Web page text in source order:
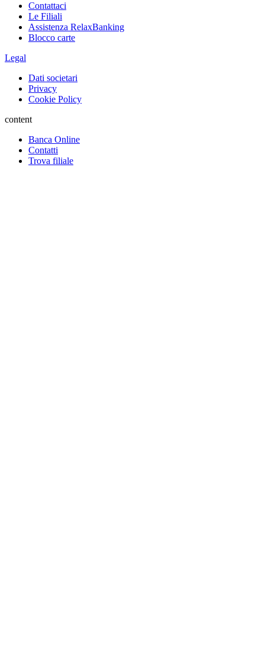
Contattaci
Le Filiali
Assistenza RelaxBanking
Blocco carte
Legal
Dati societari
Privacy
Cookie Policy
content
Banca Online
Contatti
Trova filiale